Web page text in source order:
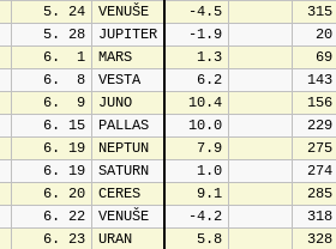
   5. 24
VENUŠE
  -4.5
315
   5. 28
JUPITER
  -1.9
  20
   6.  1
MARS
   1.3
  69
   6.  8
VESTA
   6.2
143
   6.  9
JUNO
  10.4
156
   6. 15
PALLAS
  10.0
229
   6. 19
NEPTUN
   7.9
275
   6. 19
SATURN
   1.0
274
   6. 20
CERES
   9.1
285
   6. 22
VENUŠE
  -4.2
318
   6. 23
URAN
   5.8
328